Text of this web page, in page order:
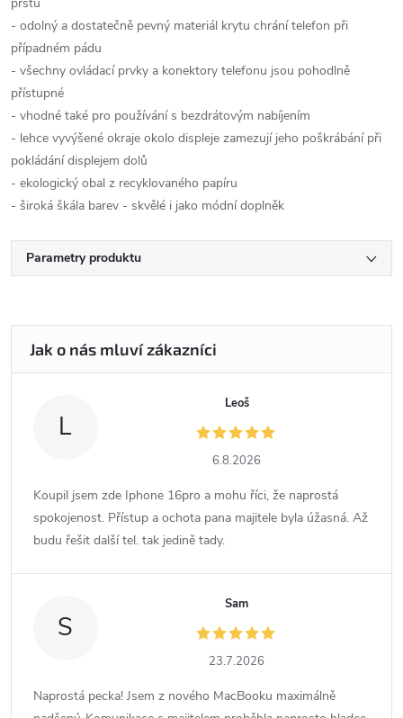
- odolný a dostatečně pevný materiál krytu chrání telefon při
případném pádu
- všechny ovládací prvky a konektory telefonu jsou pohodlně
přístupné
- vhodné také pro používání s bezdrátovým nabíjením
- lehce vyvýšené okraje okolo displeje zamezují jeho poškrábání při
pokládání displejem dolů
- ekologický obal z recyklovaného papíru
- široká škála barev - skvělé i jako módní doplněk
Parametry produktu
L
Leoš
6.8.2026
Koupil jsem zde Iphone 16pro a mohu říci, že naprostá
spokojenost. Přístup a ochota pana majitele byla úžasná. Až
budu řešit další tel. tak jedině tady.
S
Sam
23.7.2026
Naprostá pecka! Jsem z nového MacBooku maximálně